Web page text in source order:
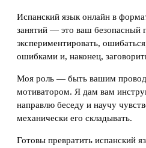
Испанский язык онлайн в
занятий — это ваш безопасный
экспериментировать,
ошибками и, наконец,
Моя роль — быть вашим
мотиватором. Я дам вам
направлю беседу и научу
механически его складывать.
Готовы превратить испанский